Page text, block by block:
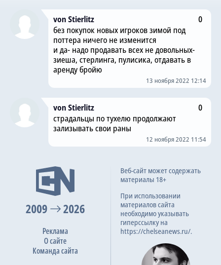
von Stierlitz
0
без покупок новых игроков зимой под
поттера ничего не изменится
и да- надо продавать всех не довольных-
зиеша, стерлинга, пулисика, отдавать в
аренду бройю
13 ноября 2022 12:14
von Stierlitz
0
страдальцы по тухелю продолжают
зализывать свои раны
12 ноября 2022 11:54
2009 2026
Реклама
О сайте
Команда сайта
Веб-сайт может содержать
материалы 18+
При использовании
материалов сайта
необходимо указывать
гиперссылку на
https://chelseanews.ru/.